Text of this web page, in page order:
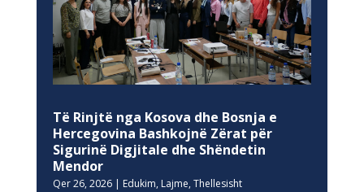
Të Rinjtë nga Kosova dhe Bosnja e
Hercegovina Bashkojnë Zërat për
Sigurinë Digjitale dhe Shëndetin
Mendor
Qer 26, 2026| Edukim, Lajme, Thellesisht